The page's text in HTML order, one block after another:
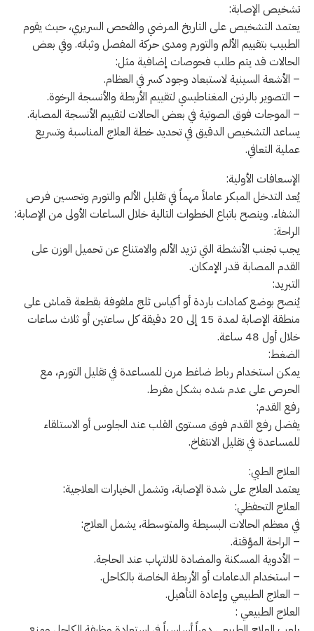
تشخيص الإصابة:
يعتمد التشخيص على التاريخ المرضي والفحص السريري، حيث يقوم
الطبيب بتقييم الألم والتورم ومدى حركة المفصل وثباته. وفي بعض
الحالات قد يتم طلب فحوصات إضافية مثل:
– الأشعة السينية لاستبعاد وجود كسر في العظام.
– التصوير بالرنين المغناطيسي لتقييم الأربطة والأنسجة الرخوة.
– الموجات فوق الصوتية في بعض الحالات لتقييم الأنسجة المصابة.
يساعد التشخيص الدقيق في تحديد خطة العلاج المناسبة وتسريع
عملية التعافي.
الإسعافات الأولية:
يُعد التدخل المبكر عاملاً مهماً في تقليل الألم والتورم وتحسين فرص
الشفاء. وينصح باتباع الخطوات التالية خلال الساعات الأولى من الإصابة:
الراحة:
يجب تجنب الأنشطة التي تزيد الألم والامتناع عن تحميل الوزن على
القدم المصابة قدر الإمكان.
التبريد:
يُنصح بوضع كمادات باردة أو أكياس ثلج ملفوفة بقطعة قماش على
منطقة الإصابة لمدة 15 إلى 20 دقيقة كل ساعتين أو ثلاث ساعات
خلال أول 48 ساعة.
الضغط:
يمكن استخدام رباط ضاغط مرن للمساعدة في تقليل التورم، مع
الحرص على عدم شده بشكل مفرط.
رفع القدم:
يفضل رفع القدم فوق مستوى القلب عند الجلوس أو الاستلقاء
للمساعدة في تقليل الانتفاخ.
العلاج الطبي:
يعتمد العلاج على شدة الإصابة، وتشمل الخيارات العلاجية:
العلاج التحفظي:
في معظم الحالات البسيطة والمتوسطة، يشمل العلاج:
– الراحة المؤقتة.
– الأدوية المسكنة والمضادة للالتهاب عند الحاجة.
– استخدام الدعامات أو الأربطة الخاصة بالكاحل.
– العلاج الطبيعي وإعادة التأهيل.
العلاج الطبيعي :